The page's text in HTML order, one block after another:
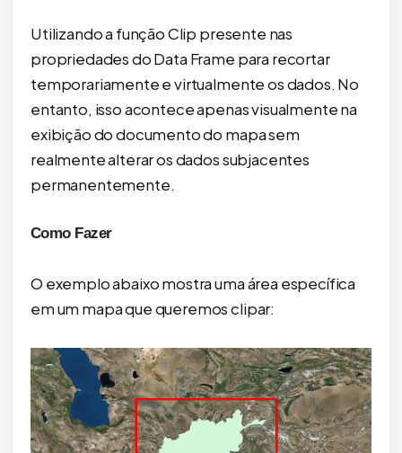
Utilizando a função Clip presente nas
propriedades do Data Frame para recortar
temporariamente e virtualmente os dados. No
entanto, isso acontece apenas visualmente na
exibição do documento do mapa sem
realmente alterar os dados subjacentes
permanentemente.
Como Fazer
O exemplo abaixo mostra uma área específica
em um mapa que queremos clipar: